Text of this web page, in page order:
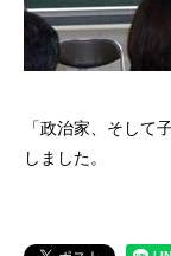
「政治家、そして
しました。